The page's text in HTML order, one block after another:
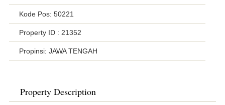
Kode Pos: 50221
Property ID : 21352
Propinsi: JAWA TENGAH
Property Description